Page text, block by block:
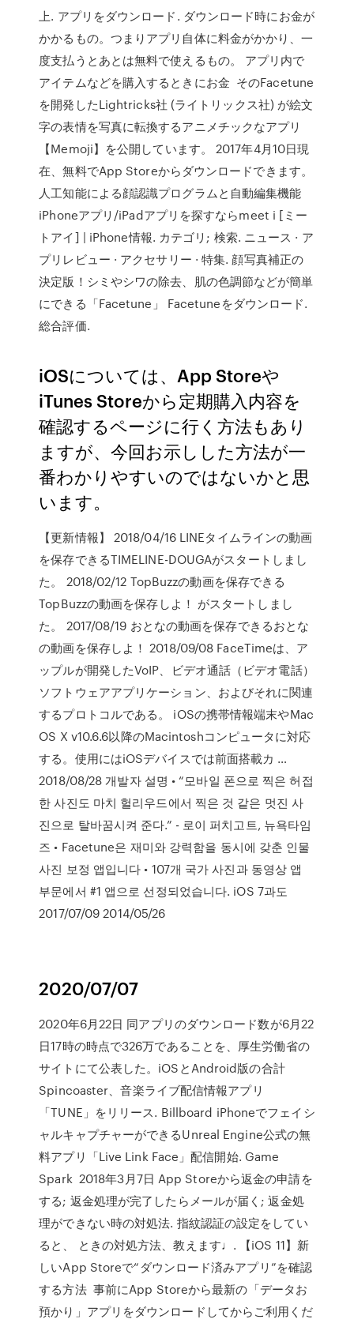
上. アプリをダウンロード. ダウンロード時にお金が
かかるもの。つまりアプリ自体に料金がかかり、一
度支払うとあとは無料で使えるもの。 アプリ内で
アイテムなどを購入するときにお金 そのFacetune
を開発したLightricks社 (ライトリックス社) が絵文
字の表情を写真に転換するアニメチックなアプリ
【Memoji】を公開しています。 2017年4月10日現
在、無料でApp Storeからダウンロードできます。
人工知能による顔認識プログラムと自動編集機能
iPhoneアプリ/iPadアプリを探すならmeet i [ミー
トアイ] | iPhone情報. カテゴリ; 検索. ニュース · ア
プリレビュー · アクセサリー · 特集. 顔写真補正の
決定版！シミやシワの除去、肌の色調節などが簡単
にできる「Facetune」 Facetuneをダウンロード.
総合評価.
iOSについては、App Storeや
iTunes Storeから定期購入内容を
確認するページに行く方法もあり
ますが、今回お示しした方法が一
番わかりやすいのではないかと思
います。
【更新情報】 2018/04/16 LINEタイムラインの動画
を保存できるTIMELINE-DOUGAがスタートしまし
た。 2018/02/12 TopBuzzの動画を保存できる
TopBuzzの動画を保存しよ！ がスタートしまし
た。 2017/08/19 おとなの動画を保存できるおとな
の動画を保存しよ！ 2018/09/08 FaceTimeは、ア
ップルが開発したVoIP、ビデオ通話（ビデオ電話）
ソフトウェアアプリケーション、およびそれに関連
するプロトコルである。 iOSの携帯情報端末やMac
OS X v10.6.6以降のMacintoshコンピュータに対応
する。使用にはiOSデバイスでは前面搭載カ …
2018/08/28 개발자 설명 • “모바일 폰으로 찍은 허접
한 사진도 마치 헐리우드에서 찍은 것 같은 멋진 사
진으로 탈바꿈시켜 준다.” - 로이 퍼치고트, 뉴욕타임
즈 • Facetune은 재미와 강력함을 동시에 갖춘 인물
사진 보정 앱입니다 • 107개 국가 사진과 동영상 앱
부문에서 #1 앱으로 선정되었습니다. iOS 7과도
2017/07/09 2014/05/26
2020/07/07
2020年6月22日 同アプリのダウンロード数が6月22
日17時の時点で326万であることを、厚生労働省の
サイトにて公表した。iOSとAndroid版の合計
Spincoaster、音楽ライブ配信情報アプリ
「TUNE」をリリース. Billboard iPhoneでフェイシ
ャルキャプチャーができるUnreal Engine公式の無
料アプリ「Live Link Face」配信開始. Game
Spark 2018年3月7日 App Storeから返金の申請を
する; 返金処理が完了したらメールが届く; 返金処
理ができない時の対処法. 指紋認証の設定をしてい
ると、 ときの対処方法、教えます♩. 【iOS 11】新
しいApp Storeで“ダウンロード済みアプリ”を確認
する方法 事前にApp Storeから最新の「データお
預かり」アプリをダウンロードしてからご利用くだ